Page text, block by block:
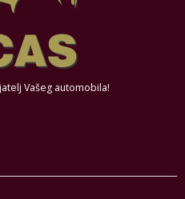
Vašeg automobila!